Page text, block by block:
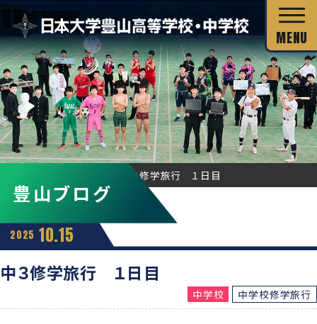
校長あいさつ
教育目標
スクール・ミッション
沿革・校歌
独自の教育システム
グローバル教育
教科の特長
カリキュラム・シラバス
教科の特長
豊山ブログ
中３修学旅行 １日目
2025 10.15
中３修学旅行 １日目
中学校 中学校修学旅行